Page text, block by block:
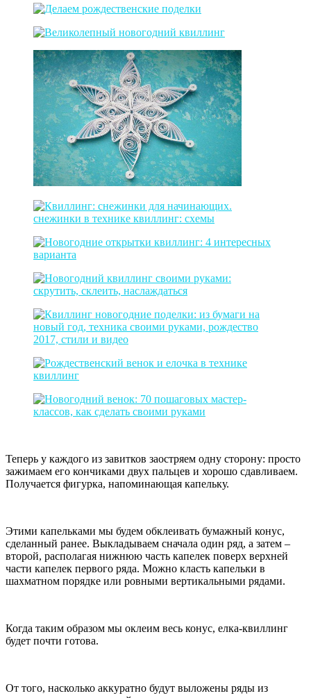
Теперь у каждого из завитков заостряем одну сторону: просто
зажимаем его кончиками двух пальцев и хорошо сдавливаем.
Получается фигурка, напоминающая капельку.
Этими капельками мы будем обклеивать бумажный конус,
сделанный ранее. Выкладываем сначала один ряд, а затем –
второй, располагая нижнюю часть капелек поверх верхней
части капелек первого ряда. Можно класть капельки в
шахматном порядке или ровными вертикальными рядами.
Когда таким образом мы оклеим весь конус, елка-квиллинг
будет почти готова.
От того, насколько аккуратно будут выложены ряды из